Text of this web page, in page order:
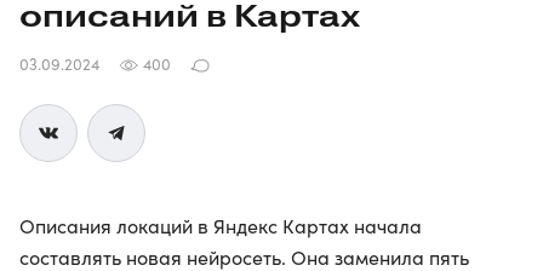
описаний в Картах
03.09.2024 400
Описания локаций в Яндекс Картах начала
составлять новая нейросеть. Она заменила пять